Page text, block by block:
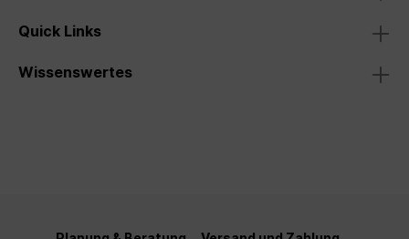
Quick Links
Wissenswertes